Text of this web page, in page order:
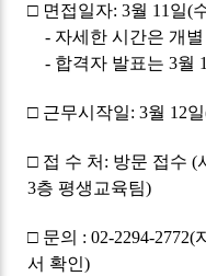
□ 면접일자: 3월 11일(
- 자세한 시간은 개별
- 합격자 발표는 3월
□ 근무시작일: 3월 12
□ 접 수 처: 방문 접수 (
3층 평생교육팀)
□ 문의 : 02-2294-2772(
서 확인)